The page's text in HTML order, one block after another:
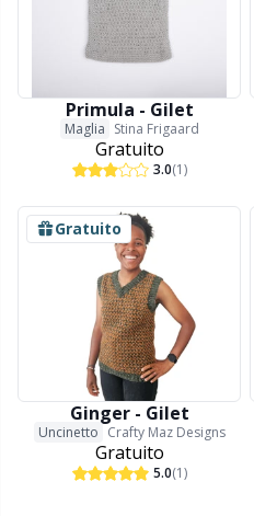
Primula - Gilet
Maglia Stina Frigaard
Gratuito
3.0(1)
Gratuito
Ginger - Gilet
Uncinetto Crafty Maz Designs
Gratuito
5.0(1)